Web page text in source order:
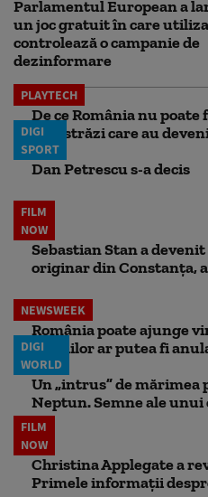
Parlamentul European a
un joc gratuit în care
controlează o campanie de
dezinformare
PLAYTECH
De ce România nu
autostrăzi care au
DIGI
SPORT
Dan Petrescu s-a decis
FILM
NOW
Sebastian Stan a
originar din Constanța,
NEWSWEEK
România poate ajunge
pensiilor ar putea fi
DIGI
WORLD
Un „intrus” de
Neptun. Semne ale unui
FILM
NOW
Christina Applegate a
Primele informații